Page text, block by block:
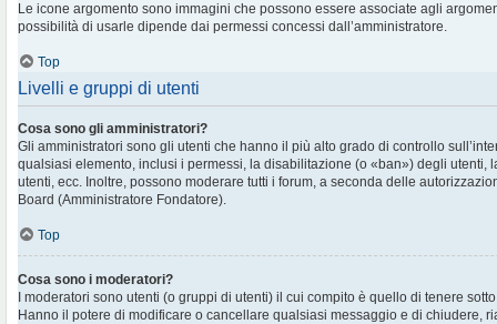
Le icone argomento sono immagini che possono essere associate agli
possibilità di usarle dipende dai permessi concessi dall’amministratore.
Top
Livelli e gruppi di utenti
Cosa sono gli amministratori?
Gli amministratori sono gli utenti che hanno il più alto grado di controllo
qualsiasi elemento, inclusi i permessi, la disabilitazione (o «ban») degli utenti,
utenti, ecc. Inoltre, possono moderare tutti i forum, a seconda delle
Board (Amministratore Fondatore).
Top
Cosa sono i moderatori?
I moderatori sono utenti (o gruppi di utenti) il cui compito è quello di tenere
Hanno il potere di modificare o cancellare qualsiasi messaggio e di chiudere,